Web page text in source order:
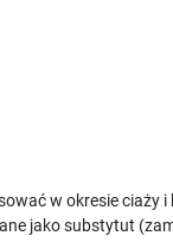
w okresie ciaży i
jako substytut